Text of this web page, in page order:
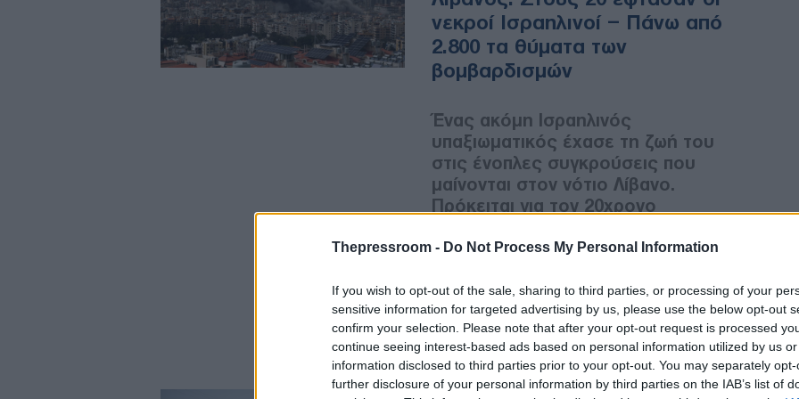
Thepressroom - Do Not Process My Personal Information
If you wish to opt-out of the sale, sharing to third parties, or processing of your
sensitive information for targeted advertising by us, please use the below opt-out
confirm your selection. Please note that after your opt-out request is processed
continue seeing interest-based ads based on personal information utilized by us
information disclosed to third parties prior to your opt-out. You may separately
further disclosure of your personal information by third parties on the IAB’s list of
νεκροί Ισραηλινοί – Πάνω από
2.800 τα θύματα των
βομβαρδισμών
Ένας ακόμη Ισραηλινός
υπαξιωματικός έχασε τη ζωή του
στις ένοπλες συγκρούσεις που
μαίνονται στον νότιο Λίβανο.
Πρόκειται για τον 20χρονο
οποίος υπηρετούσε στο 12ο
σκοτώθηκε κατά τη διάρκεια
επιχειρήσεων στο πεδίο των
μαχών.